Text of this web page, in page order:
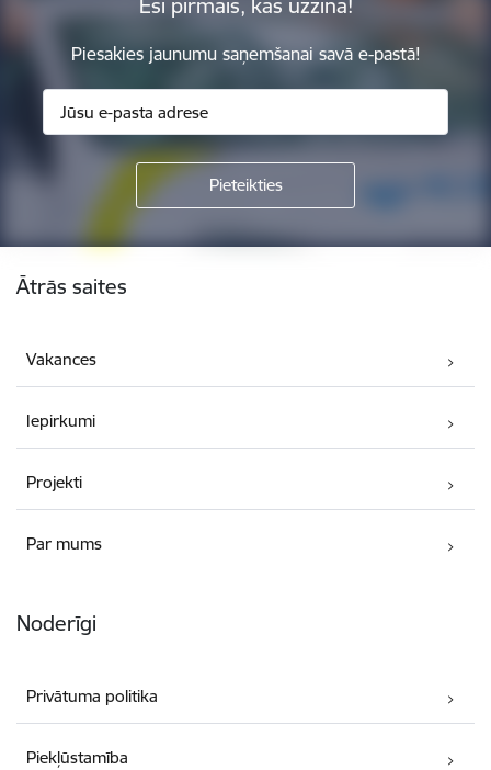
Esi pirmais, kas uzzina!
Piesakies jaunumu saņemšanai savā e-pastā!
Ātrās saites
Vakances
Iepirkumi
Projekti
Par mums
Noderīgi
Privātuma politika
Piekļūstamība